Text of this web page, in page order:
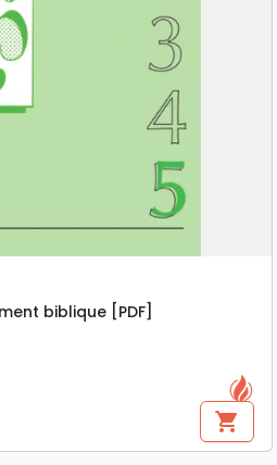
biblique [PDF]
shopping_cart